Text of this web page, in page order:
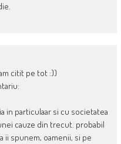
citit pe tot :))
in particulaar si cu societatea
cauze din trecut. probabil
ii spunem, oamenii, si pe